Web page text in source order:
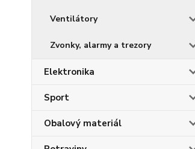
Ventilátory
Zvonky, alarmy a trezory
Elektronika
Sport
Obalový materiál